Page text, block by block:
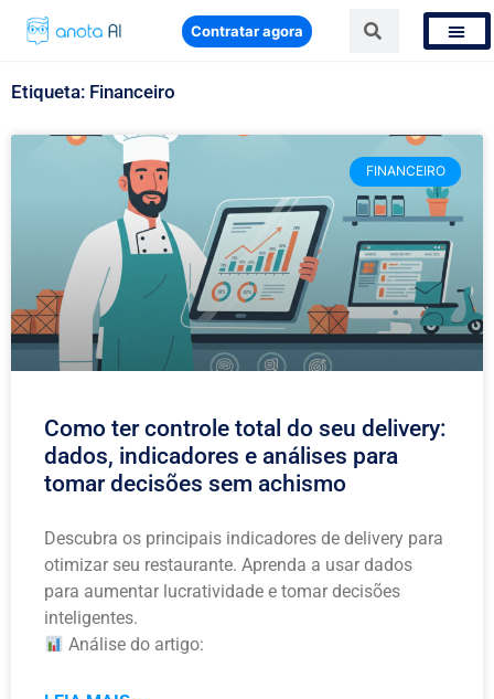
Contratar agora
Etiqueta: Financeiro
FINANCEIRO
Como ter controle total do seu delivery:
dados, indicadores e análises para
tomar decisões sem achismo
Descubra os principais indicadores de delivery para
otimizar seu restaurante. Aprenda a usar dados
para aumentar lucratividade e tomar decisões
inteligentes.
Análise do artigo: